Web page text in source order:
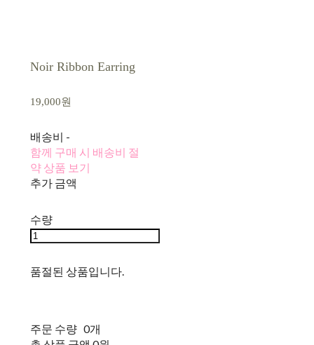
Noir Ribbon Earring
19,000원
배송비 -
함께 구매 시 배송비 절
약 상품 보기
추가 금액
수량
품절된 상품입니다.
주문 수량 0개